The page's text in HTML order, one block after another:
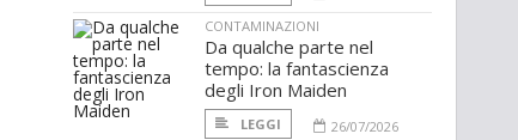
CONTAMINAZIONI
Da qualche parte nel
tempo: la fantascienza
degli Iron Maiden
LEGGI
26/07/2026